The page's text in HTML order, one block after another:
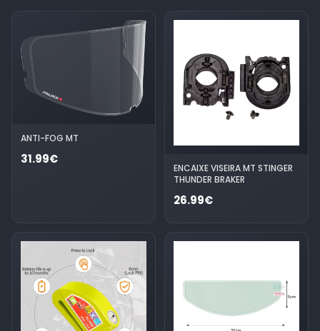
ANTI-FOG MT
31.99€
ENCAIXE VISEIRA MT STINGER
THUNDER BRAKER
26.99€